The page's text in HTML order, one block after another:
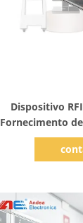
Dispositivo
Fornecimento
32dBm
RS232